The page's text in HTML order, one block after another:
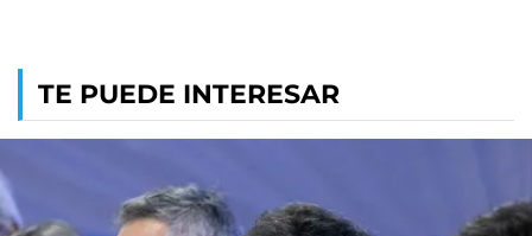
TE PUEDE INTERESAR